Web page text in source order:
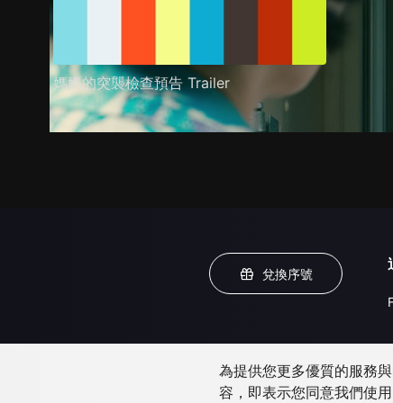
媽媽的突襲檢查預告 Trailer
兌換序號
為提供您更多優質的服務
容，即表示您同意我們使